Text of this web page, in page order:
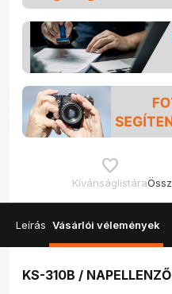
Kívánságlistára
Leírás Vásárlói vélemények
KS-310B /